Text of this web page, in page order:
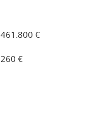
461.800 €
260 €